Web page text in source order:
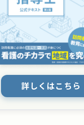
詳しくはこちら